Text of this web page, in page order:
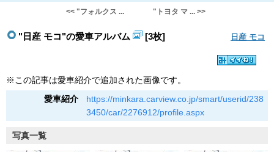
<< "フォルクス ... "トヨタ マ ... >>
"日産 モコ"の愛車アルバム [3枚] 日産 モコ
※この記事は愛車紹介で追加された画像です。
愛車紹介
https://minkara.carview.co.jp/smart/userid/238
3450/car/2276912/profile.aspx
写真一覧